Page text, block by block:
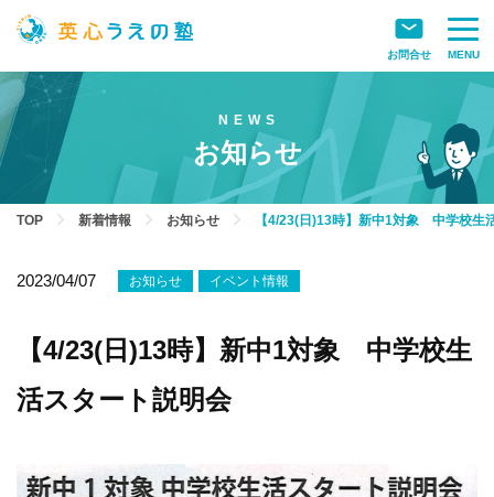
MENU
お問合せ
お知らせ
TOP 新着情報 お知らせ 【4/23(日)13時】新中1対象 中学校生
2023/04/07 お知らせ イベント情報
【4/23(日)13時】新中1対象 中学校生
活スタート説明会